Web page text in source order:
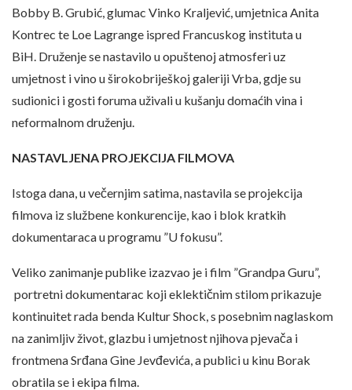
Bobby B. Grubić, glumac Vinko Kraljević, umjetnica Anita
Kontrec te Loe Lagrange ispred Francuskog instituta u
BiH. Druženje se nastavilo u opuštenoj atmosferi uz
umjetnost i vino u širokobriješkoj galeriji Vrba, gdje su
sudionici i gosti foruma uživali u kušanju domaćih vina i
neformalnom druženju.
NASTAVLJENA PROJEKCIJA FILMOVA
Istoga dana, u večernjim satima, nastavila se projekcija
filmova iz službene konkurencije, kao i blok kratkih
dokumentaraca u programu ”U fokusu”.
Veliko zanimanje publike izazvao je i film ”Grandpa Guru”,
portretni dokumentarac koji eklektičnim stilom prikazuje
kontinuitet rada benda Kultur Shock, s posebnim naglaskom
na zanimljiv život, glazbu i umjetnost njihova pjevača i
frontmena Srđana Gine Jevđevića, a publici u kinu Borak
obratila se i ekipa filma.